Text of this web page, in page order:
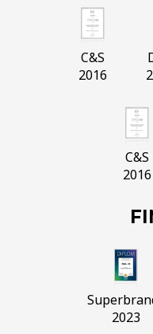
C&S
2016
C&S
2016
2023